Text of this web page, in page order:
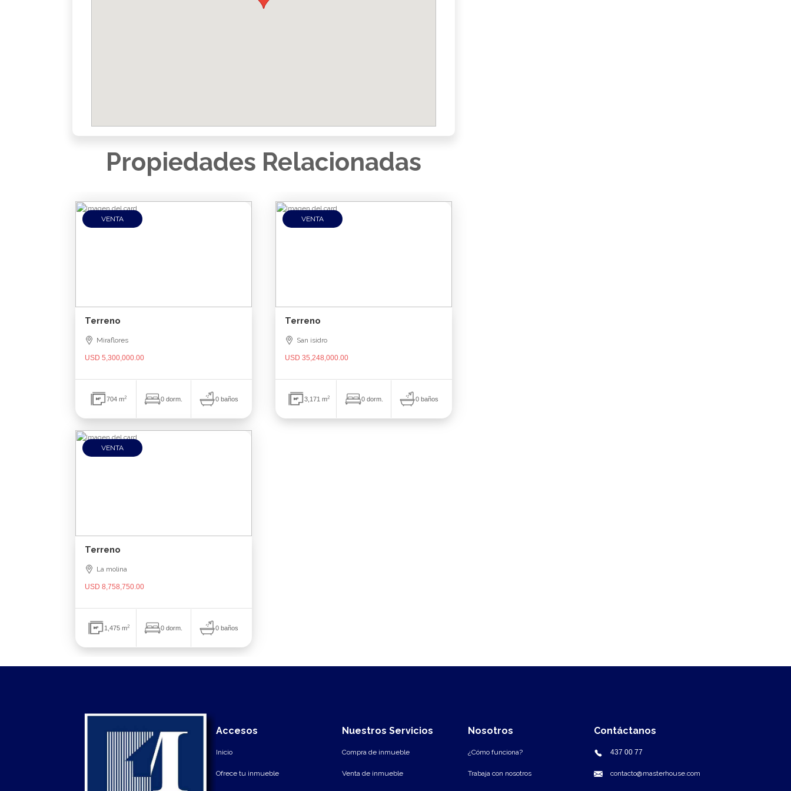
Propiedades Relacionadas
VENTA
Terreno
Miraflores
USD 5,300,000.00
704 m2 0 dorm. 0 baños
VENTA
Terreno
San isidro
USD 35,248,000.00
3,171 m2 0 dorm. 0 baños
VENTA
Terreno
La molina
USD 8,758,750.00
1,475 m2 0 dorm. 0 baños
Accesos
Inicio
Ofrece tu inmueble
Nuestros Servicios
Compra de inmueble
Venta de inmueble
Nosotros
¿Cómo funciona?
Trabaja con nosotros
Contáctanos
437 00 77
contacto@masterhouse.com